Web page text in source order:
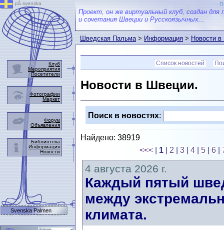
Проект, он же виртуальный клуб, создан для
и сочетания Швеции и Русскоязычных...
Шведская Пальма>Информация>Новости
Список новостей
Новости в Швеции.
Поиск в новостях:
Найдено: 38919
<<<
1 2 3 4 5 6
4 августа 2026 г.
Каждый пятый
между
климата.
på svenska
Клуб
Мероприятия
Посетители
Фотографии
Маркет
Форум
Объявления
Библиотека
Информация
Новости
Svenska Palmen